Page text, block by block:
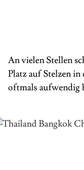
An vielen Stellen
Platz auf Stelzen in
oftmals aufwendig